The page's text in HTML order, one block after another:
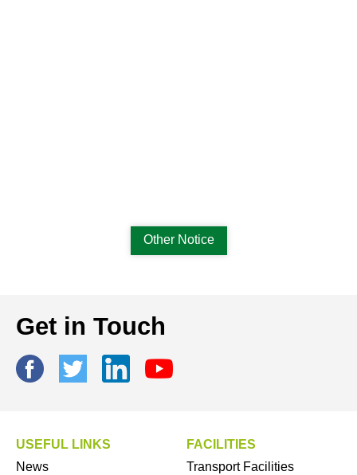
Other Notice
Get in Touch
USEFUL LINKS
News
FACILITIES
Transport Facilities